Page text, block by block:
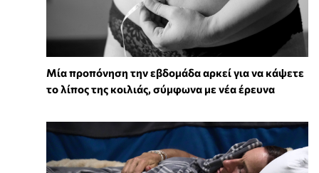
Μία προπόνηση την εβδομάδα αρκεί για να κάψετε
το λίπος της κοιλιάς, σύμφωνα με νέα έρευνα